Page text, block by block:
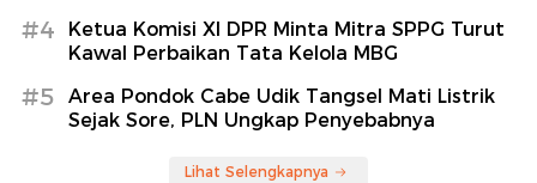
#4
Ketua Komisi XI DPR Minta Mitra SPPG Turut
Kawal Perbaikan Tata Kelola MBG
#5
Area Pondok Cabe Udik Tangsel Mati Listrik
Sejak Sore, PLN Ungkap Penyebabnya
Lihat Selengkapnya